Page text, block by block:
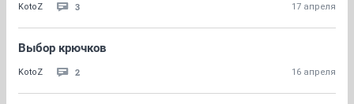
KotoZ 3 17 апреля
Выбор крючков
KotoZ 2 16 апреля